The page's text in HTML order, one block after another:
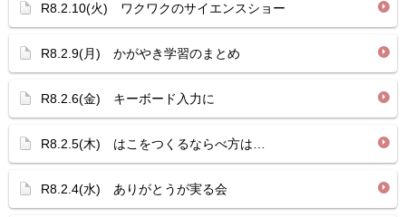
R8.2.10(火) ワクワクのサイエンスショー
R8.2.9(月) かがやき学習のまとめ
R8.2.6(金) キーボード入力に
R8.2.5(木) はこをつくるならべ方は…
R8.2.4(水) ありがとうが実る会